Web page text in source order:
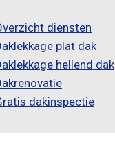
diensten
plat dak
hellend dak
dakinspectie